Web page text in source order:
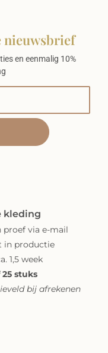
nieuwsbrief
en eenmalig 10%
kleding
proef via e-mail
in productie
1,5 week
stuks
bij afrekenen